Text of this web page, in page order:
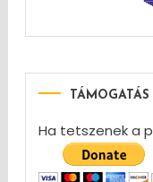
Ha tetszenek a